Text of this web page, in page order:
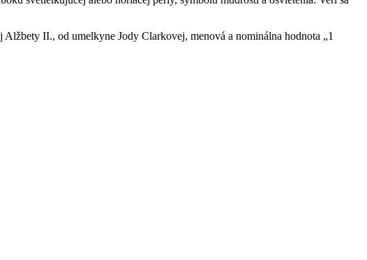
II., od umelkyne Jody Clarkovej, menová a nominálna hodnota „1